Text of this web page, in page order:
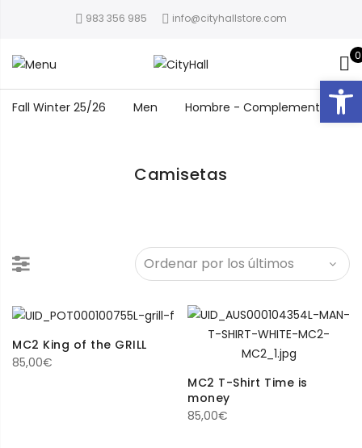
983 356 985 info@cityhallstore.com
0
Fall Winter 25/26 Men Hombre - Complementos
Camisetas
MC2 King of the GRILL
85,00€
MC2 T-Shirt Time is
money
85,00€